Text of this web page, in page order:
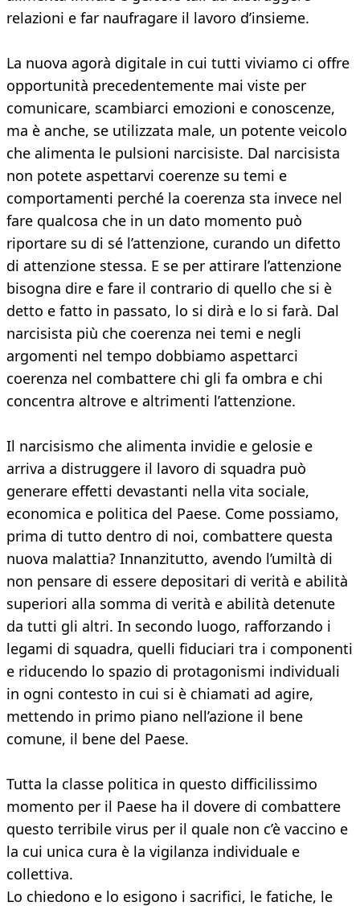
relazioni e far naufragare il lavoro d’insieme.
La nuova agorà digitale in cui tutti viviamo ci offre
opportunità precedentemente mai viste per
comunicare, scambiarci emozioni e conoscenze,
ma è anche, se utilizzata male, un potente veicolo
che alimenta le pulsioni narcisiste. Dal narcisista
non potete aspettarvi coerenze su temi e
comportamenti perché la coerenza sta invece nel
fare qualcosa che in un dato momento può
riportare su di sé l’attenzione, curando un difetto
di attenzione stessa. E se per attirare l’attenzione
bisogna dire e fare il contrario di quello che si è
detto e fatto in passato, lo si dirà e lo si farà. Dal
narcisista più che coerenza nei temi e negli
argomenti nel tempo dobbiamo aspettarci
coerenza nel combattere chi gli fa ombra e chi
concentra altrove e altrimenti l’attenzione.
Il narcisismo che alimenta invidie e gelosie e
arriva a distruggere il lavoro di squadra può
generare effetti devastanti nella vita sociale,
economica e politica del Paese. Come possiamo,
prima di tutto dentro di noi, combattere questa
nuova malattia? Innanzitutto, avendo l’umiltà di
non pensare di essere depositari di verità e abilità
superiori alla somma di verità e abilità detenute
da tutti gli altri. In secondo luogo, rafforzando i
legami di squadra, quelli fiduciari tra i componenti
e riducendo lo spazio di protagonismi individuali
in ogni contesto in cui si è chiamati ad agire,
mettendo in primo piano nell’azione il bene
comune, il bene del Paese.
Tutta la classe politica in questo difficilissimo
momento per il Paese ha il dovere di combattere
questo terribile virus per il quale non c’è vaccino e
la cui unica cura è la vigilanza individuale e
collettiva.
Lo chiedono e lo esigono i sacrifici, le fatiche, le